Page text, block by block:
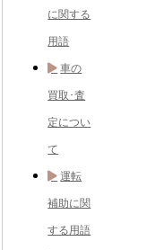
に関する
用語
車の
買取･査
定につい
て
運転
補助に関
する用語